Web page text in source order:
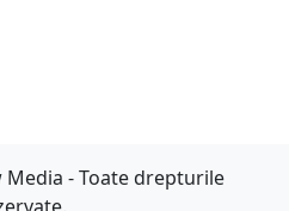
- Toate drepturile